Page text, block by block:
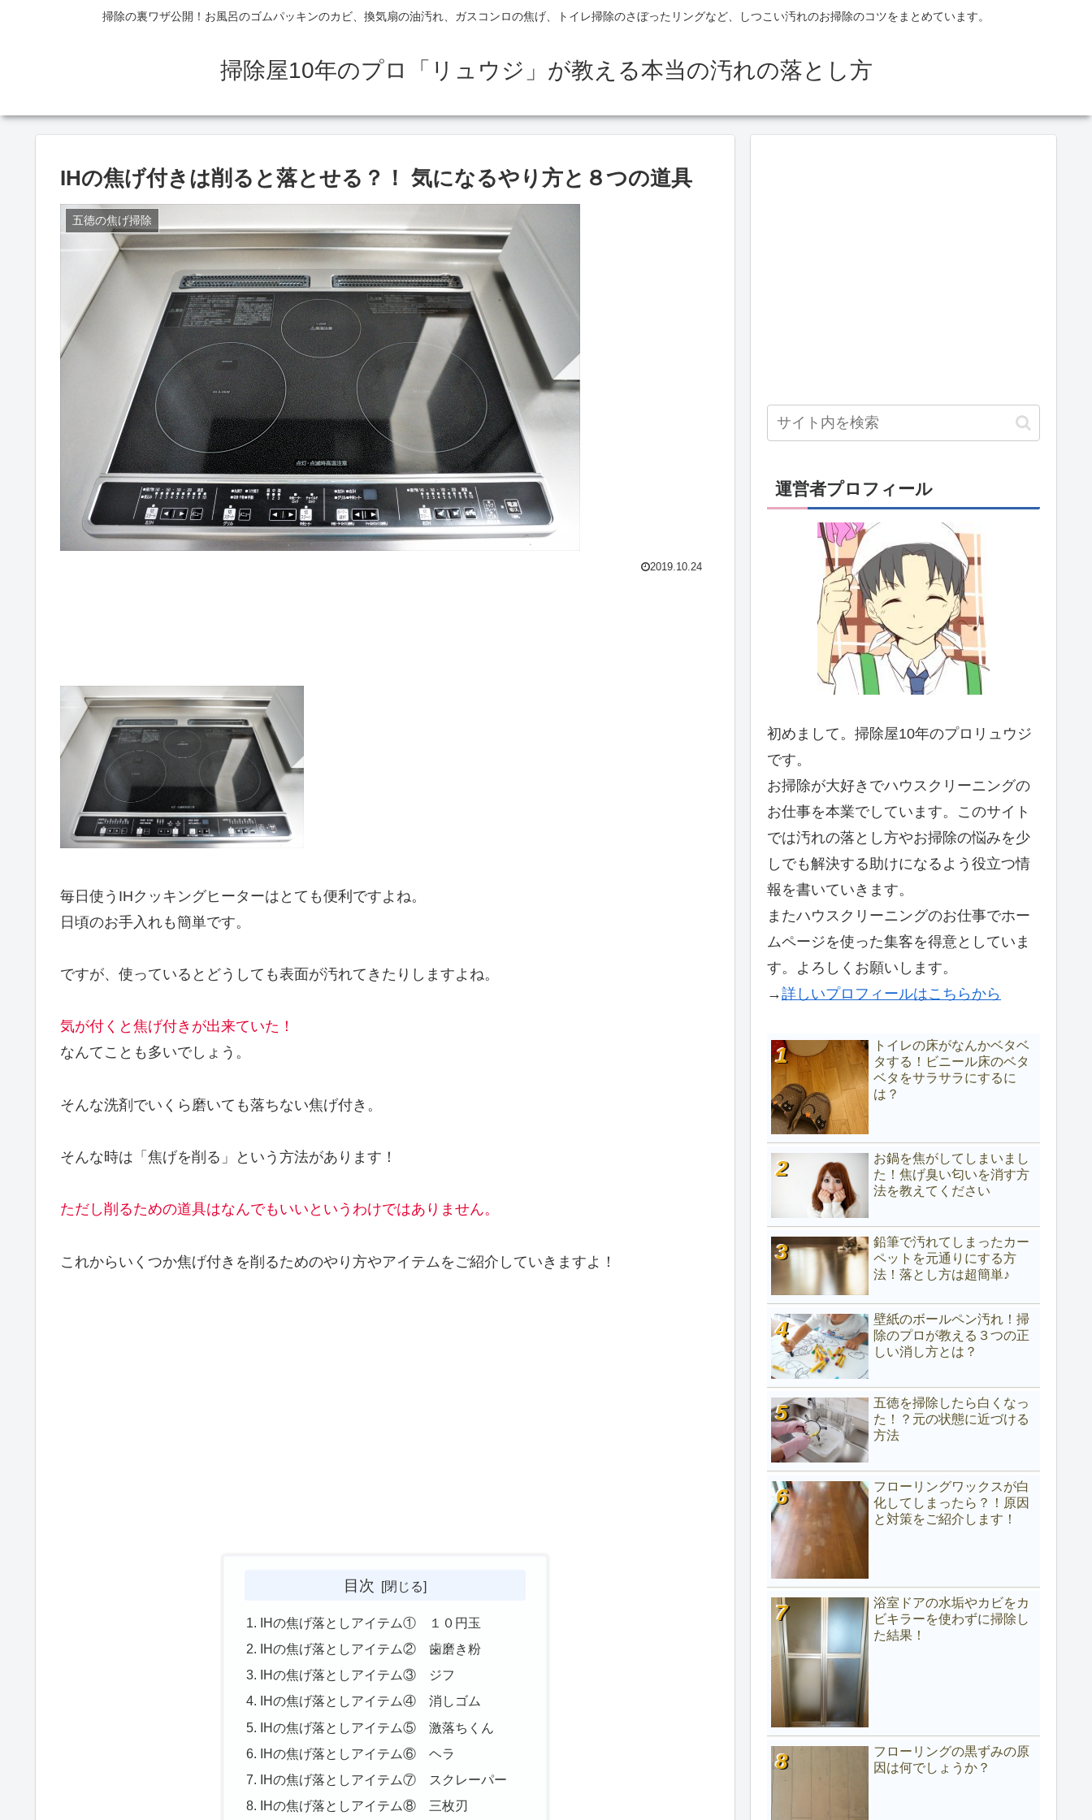
掃除の裏ワザ公開！お風呂のゴムパッキンのカビ、換気扇の油汚れ、ガスコンロの焦げ、トイレ掃除のさぼったリングなど、しつこい汚れのお掃除のコツをまとめています。
掃除屋10年のプロ「リュウジ」が教える本当の汚れの落とし方
IHの焦げ付きは削ると落とせる？！ 気になるやり方と８つの道具
五徳の焦げ掃除
2019.10.24
毎日使うIHクッキングヒーターはとても便利ですよね。
日頃のお手入れも簡単です。
ですが、使っているとどうしても表面が汚れてきたりしますよね。
気が付くと焦げ付きが出来ていた！
なんてことも多いでしょう。
そんな洗剤でいくら磨いても落ちない焦げ付き。
そんな時は「 焦げを削る 」という方法があります！
ただし削るための道具はなんでもいいというわけではありません。
これからいくつか焦げ付きを削るためのやり方やアイテムをご紹介していきますよ！
目次
IHの焦げ落としアイテム① １０円玉
IHの焦げ落としアイテム② 歯磨き粉
IHの焦げ落としアイテム③ ジフ
IHの焦げ落としアイテム④ 消しゴム
IHの焦げ落としアイテム⑤ 激落ちくん
IHの焦げ落としアイテム⑥ ヘラ
IHの焦げ落としアイテム⑦ スクレーパー
IHの焦げ落としアイテム⑧ 三枚刃
運営者プロフィール
初めまして。掃除屋10年のプロリュウジ
です。
お掃除が大好きでハウスクリーニングの
お仕事を本業でしています。このサイト
では汚れの落とし方やお掃除の悩みを少
しでも解決する助けになるよう役立つ情
報を書いていきます。
またハウスクリーニングのお仕事でホー
ムページを使った集客を得意としていま
す。よろしくお願いします。
→詳しいプロフィールはこちらから
トイレの床がなんかベタベ
タする！ビニール床のベタ
ベタをサラサラにするに
は？
お鍋を焦がしてしまいまし
た！焦げ臭い匂いを消す方
法を教えてください
鉛筆で汚れてしまったカー
ペットを元通りにする方
法！落とし方は超簡単♪
壁紙のボールペン汚れ！掃
除のプロが教える３つの正
しい消し方とは？
五徳を掃除したら白くなっ
た！？元の状態に近づける
方法
フローリングワックスが白
化してしまったら？！原因
と対策をご紹介します！
浴室ドアの水垢やカビをカ
ビキラーを使わずに掃除し
た結果！
フローリングの黒ずみの原
因は何でしょうか？